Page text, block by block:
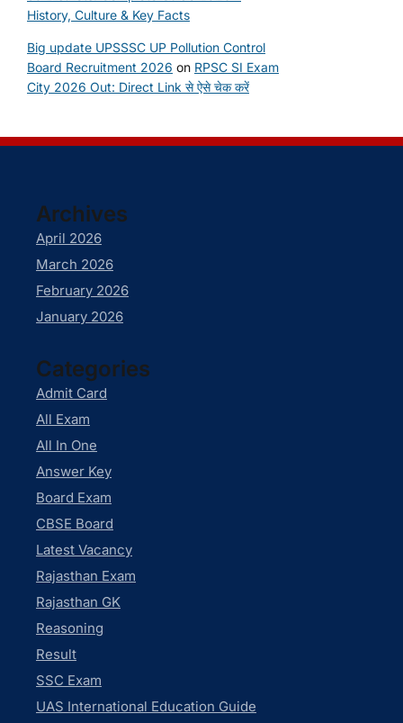
History, Culture & Key Facts
Big update UPSSSC UP Pollution Control
Board Recruitment 2026 on RPSC SI Exam
City 2026 Out: Direct Link से ऐसे चेक करें
Archives
April 2026
March 2026
February 2026
January 2026
Categories
Admit Card
All Exam
All In One
Answer Key
Board Exam
CBSE Board
Latest Vacancy
Rajasthan Exam
Rajasthan GK
Reasoning
Result
SSC Exam
UAS International Education Guide